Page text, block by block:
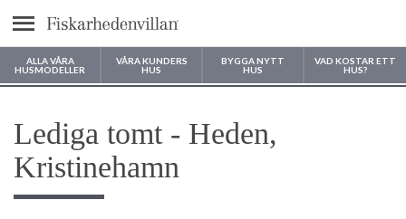
Meny
ALLA VÅRA
HUSMODELLER
VÅRA KUNDERS
HUS
BYGGA NYTT
HUS
VAD KOSTAR ETT
HUS?
Var vill du bygga ditt hus?
Lediga tomt - Heden,
Kristinehamn